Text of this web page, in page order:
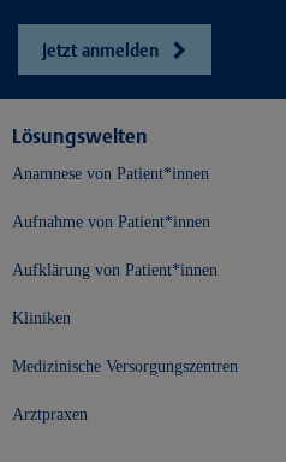
Jetzt anmelden
Lösungswelten
Anamnese von Patient*innen
Aufnahme von Patient*innen
Aufklärung von Patient*innen
Kliniken
Medizinische Versorgungszentren
Arztpraxen